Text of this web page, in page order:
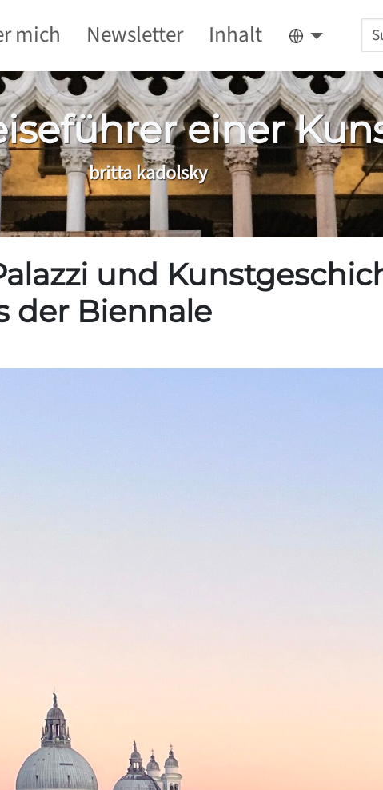
mich Newsletter Inhalt
einer
britta kadolsky
und
der Biennale